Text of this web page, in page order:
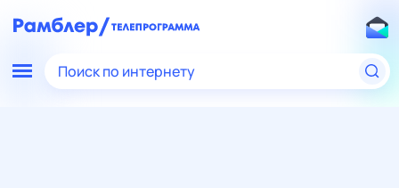
Поиск по интернету